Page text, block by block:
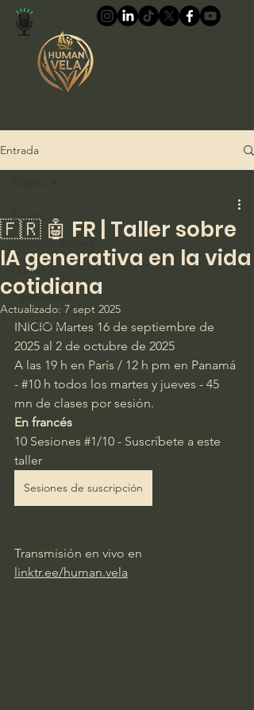
Entrada
Events
Intrevista Expert
Cursos
- En Francès
- En Español
🇫🇷 🤖 FR | Taller sobre
IA generativa en la vida
cotidiana
Actualizado: 7 sept 2025
INICIO Martes 16 de septiembre de
2025 al 2 de octubre de 2025
A las 19 h en París / 12 h pm en Panamá
- #10 h todos los martes y jueves - 45
mn de clases por sesión.
En francés
10 Sesiones #1/10 - Suscríbete a este
taller
Sesiones de suscripción
Transmisión en vivo en
linktr.ee/human.vela